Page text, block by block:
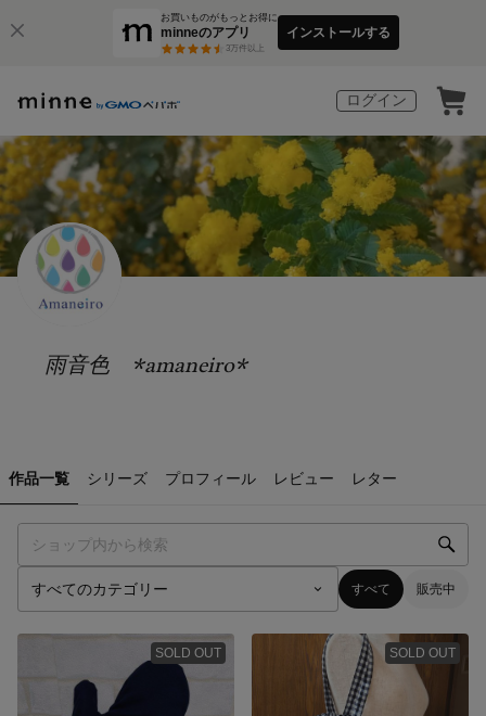
お買いものがもっとお得に
minneのアプリ
3万件以上
インストールする
ログイン
雨音色 *amaneiro*
作品一覧 シリーズ プロフィール レビュー レター
すべて 販売中
SOLD OUT SOLD OUT